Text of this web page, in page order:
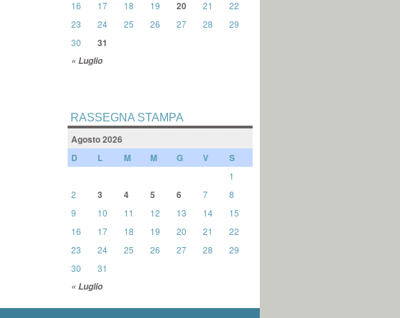
« Luglio
16
17 18 19 20 21
22
23
24 25 26 27 28
29
30
31
RASSEGNA STAMPA
Agosto 2026
D
L M M G V S
« Luglio
1
2
3 4 5 6 7
8
9
10 11 12 13 14
15
16
17 18 19 20 21
22
23
24 25 26 27 28
29
30
31